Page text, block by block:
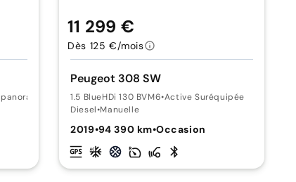
Peugeot 308 SW
1.5 BlueHDi 130 BVM6•Active Suréquipée
Diesel•Manuelle
2019•94 390 km•Occasion
11 299 €
Dès 125 €/mois